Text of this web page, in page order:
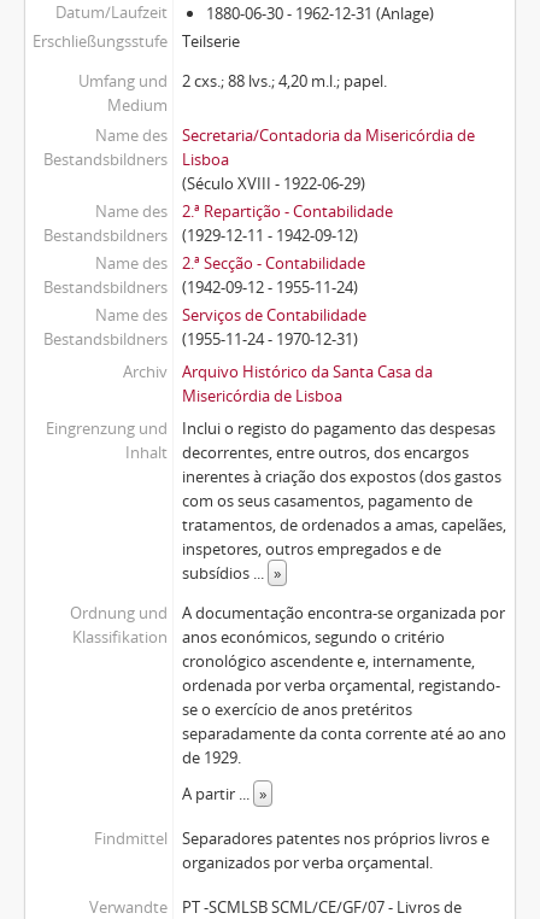
Datum/Laufzeit
1880-06-30 - 1962-12-31 (Anlage)
Erschließungsstufe
Teilserie
Umfang und
Medium
2 cxs.; 88 lvs.; 4,20 m.l.; papel.
Name des
Bestandsbildners
Secretaria/Contadoria da Misericórdia de
Lisboa
(Século XVIII - 1922-06-29)
Name des
Bestandsbildners
2.ª Repartição - Contabilidade
(1929-12-11 - 1942-09-12)
Name des
Bestandsbildners
2.ª Secção - Contabilidade
(1942-09-12 - 1955-11-24)
Name des
Bestandsbildners
Serviços de Contabilidade
(1955-11-24 - 1970-12-31)
Archiv
Arquivo Histórico da Santa Casa da
Misericórdia de Lisboa
Eingrenzung und
Inhalt
Inclui o registo do pagamento das despesas
decorrentes, entre outros, dos encargos
inerentes à criação dos expostos (dos gastos
com os seus casamentos, pagamento de
tratamentos, de ordenados a amas, capelães,
inspetores, outros empregados e de
subsídios ... »
Ordnung und
Klassifikation
A documentação encontra-se organizada por
anos económicos, segundo o critério
cronológico ascendente e, internamente,
ordenada por verba orçamental, registando-
se o exercício de anos pretéritos
separadamente da conta corrente até ao ano
de 1929.
A partir ... »
Findmittel
Separadores patentes nos próprios livros e
organizados por verba orçamental.
Verwandte
PT -SCMLSB SCML/CE/GF/07 - Livros de